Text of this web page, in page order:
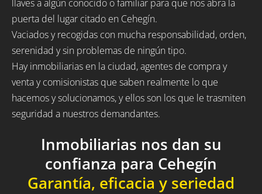
llaves a algún conocido o familiar para que nos abra la
puerta del lugar citado en Cehegín.
Vaciados y recogidas con mucha responsabilidad, orden,
serenidad y sin problemas de ningún tipo.
Hay inmobiliarias en la ciudad, agentes de compra y
venta y comisionistas que saben realmente lo que
hacemos y solucionamos, y ellos son los que le trasmiten
seguridad a nuestros demandantes.
Inmobiliarias nos dan su
confianza para Cehegín
Garantía, eficacia y seriedad